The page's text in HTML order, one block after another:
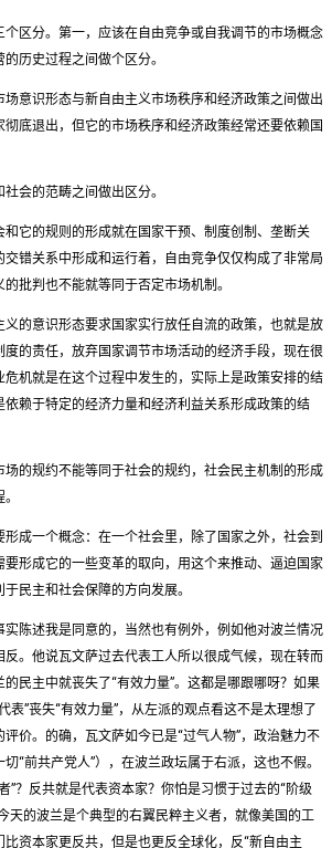
区分。第一，应该在自由竞争或自我调节的市场概念
历史过程之间做个区分。
意识形态与新自由主义市场秩序和经济政策之间做出
彻底退出，但它的市场秩序和经济政策经常还要依赖国
会的范畴之间做出区分。
它的规则的形成就在国家干预、制度创制、垄断关
错关系中形成和运行着，自由竞争仅仅构成了非常局
批判也不能就等同于否定市场机制。
的意识形态要求国家实行放任自流的政策，也就是放
的责任，放弃国家调节市场活动的经济手段，现在很
危机就是在这个过程中发生的，实际上是政策安排的结
赖于特定的经济力量和经济利益关系形成政策的结
的规约不能等同于社会的规约，社会民主机制的形成
成一个概念：在一个社会里，除了国家之外，社会到
形成它的一些变革的取向，用这个来推动、逼迫国家
民主和社会保障的方向发展。
陈述我是同意的，当然也有例外，例如他对波兰情况
。他说瓦文萨过去代表工人所以很成气候，现在转而
民主中就丧失了“有效力量”。这都是哪跟哪呀？如果
表”丧失“有效力量”，从左派的观点看这不是太理想了
价。的确，瓦文萨如今已是“过气人物”，政治魅力不
“前共产党人”），在波兰政坛属于右派，这也不假。
”？反共就是代表资本家？你怕是习惯于过去的“阶级
天的波兰是个典型的右翼民粹主义者，就像美国的工
资本家更反共，但是也更反全球化，反“新自由主